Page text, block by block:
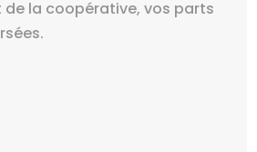
de la coopérative, vos parts